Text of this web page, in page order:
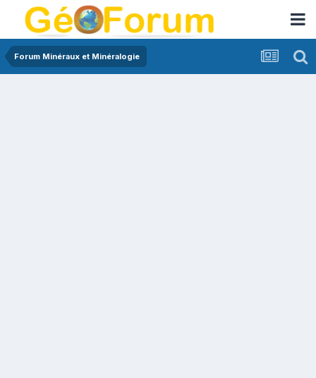
Forum Minéraux et Minéralogie